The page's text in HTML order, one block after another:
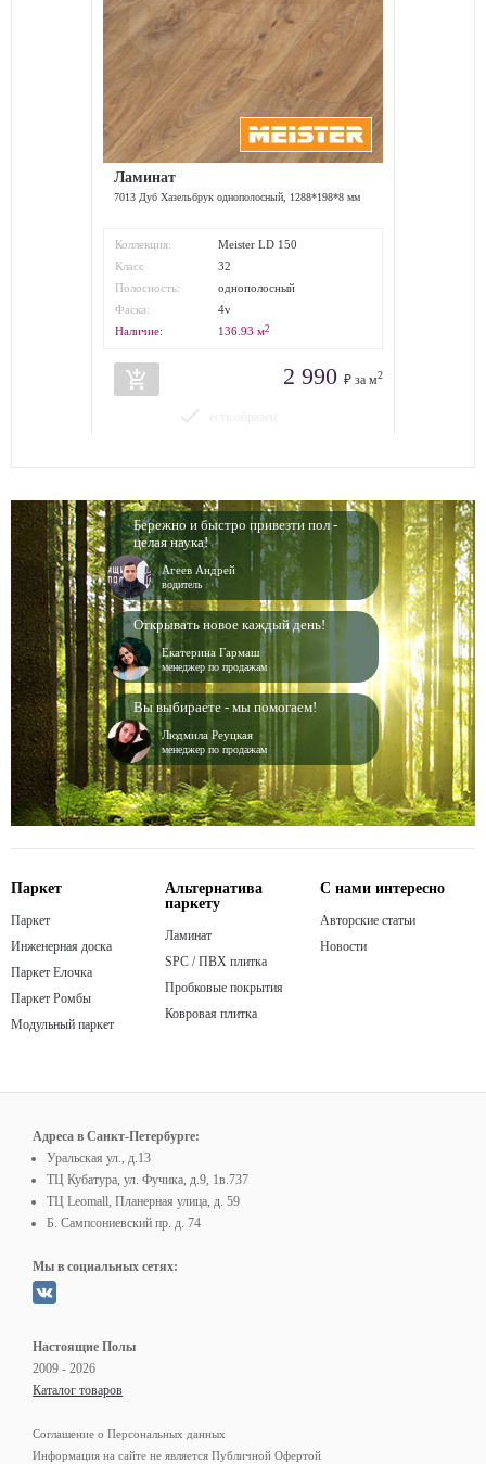
Ламинат
7013 Дуб Хазельбрук однополосный, 1288*198*8 мм
Коллекция:
Meister LD 150
Класс
износостойкости:
32
Полосность:
однополосный
Фаска:
4v
Наличие:
136.93 м2
add_shopping_cart 2 990 ₽ за м2
Бережно и быстро привезти пол -
целая наука!
Агеев Андрей
водитель
Открывать новое каждый день!
Екатерина Гармаш
менеджер по продажам
Вы выбираете - мы помогаем!
Людмила Реуцкая
менеджер по продажам
Паркет
Паркет
Инженерная доска
Паркет Елочка
Паркет Ромбы
Модульный паркет
Альтернатива
паркету
Ламинат
SPC / ПВХ плитка
Пробковые покрытия
Ковровая плитка
С нами интересно
Авторские статьи
Новости
Адреса в Санкт-Петербурге:
Уральская ул., д.13
ТЦ Кубатура, ул. Фучика, д.9, 1в.737
ТЦ Leomall, Планерная улица, д. 59
Б. Сампсониевский пр. д. 74
Мы в социальных сетях:
Настоящие Полы
2009 - 2026
Каталог товаров
Соглашение о Персональных данных
Информация на сайте не является Публичной Офертой